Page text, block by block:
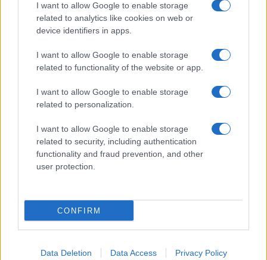
I want to allow Google to enable storage
related to analytics like cookies on web or
device identifiers in apps.
I want to allow Google to enable storage
related to functionality of the website or app.
I want to allow Google to enable storage
related to personalization.
I want to allow Google to enable storage
related to security, including authentication
functionality and fraud prevention, and other
user protection.
CONFIRM
Data Deletion Data Access Privacy Policy